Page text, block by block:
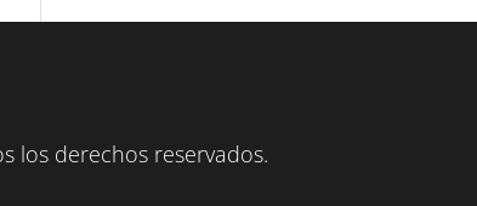
los derechos reservados.